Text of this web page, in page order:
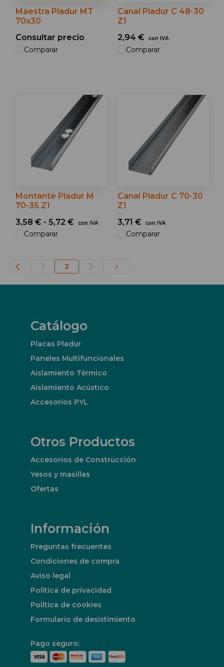
Maestra Pladur MT
70x30
Consultar precio
Comparar
Canal Pladur C 48-30
Z1
2,94 €
con IVA
Comparar
Montante Pladur M
70-35 Z1
3,58 € - 5,72 €
con IVA
Comparar
Canal Pladur C 70-30
Z1
3,71 €
con IVA
Comparar
1 2 3
Catálogo
Placas Pladur
Paneles Multifuncionales
Aislamiento Térmico
Aislamiento Acústico
Accesorios PYL
Otros Productos
Accesorios de Construcción
Yesos y masillas
Ofertas
Información
Preguntas frecuentes
Condiciones de compra
Aviso legal
Política de privacidad
Política de cookies
Formulario de desistimiento
Pago seguro: